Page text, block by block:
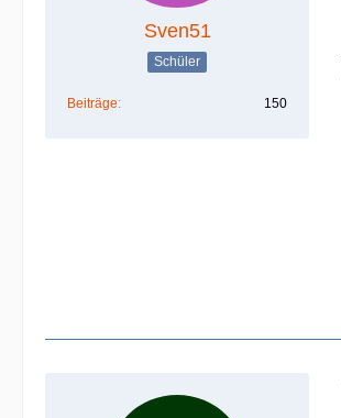
Sven51
Schüler
Beiträge 150